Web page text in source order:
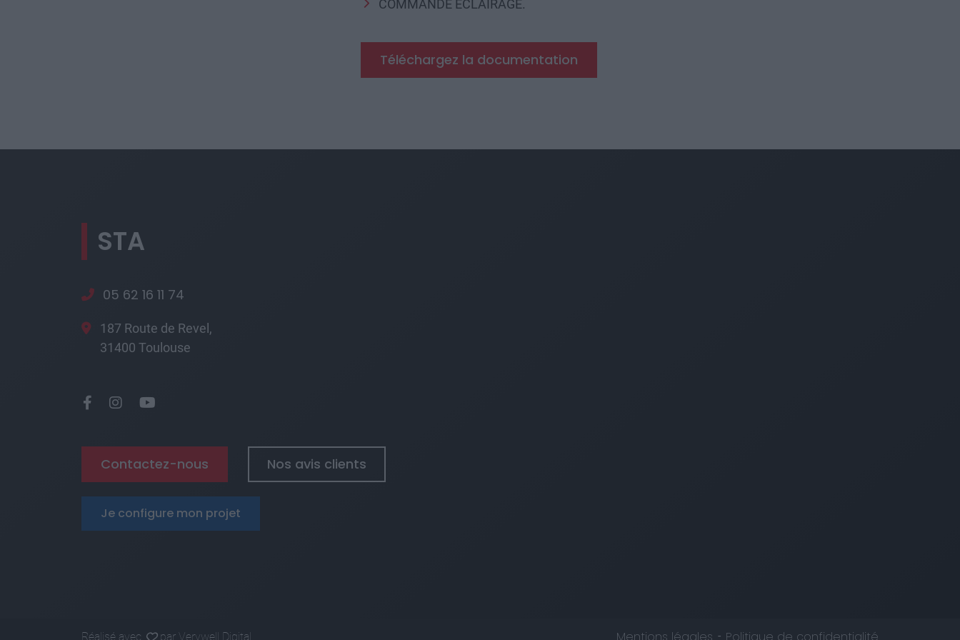
COMMANDE ÉCLAIRAGE.
Téléchargez la documentation
STA
05 62 16 11 74
187 Route de Revel,
31400 Toulouse
Contactez-nous Nos avis clients
Je configure mon projet
Réalisé avec par Verywell Digital Footer